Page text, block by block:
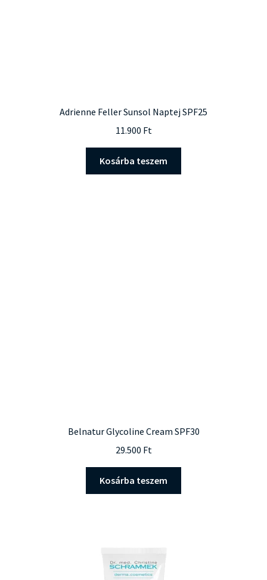
Adrienne Feller Sunsol Naptej SPF25
11.900 Ft
Kosárba teszem
Belnatur Glycoline Cream SPF30
29.500 Ft
Kosárba teszem